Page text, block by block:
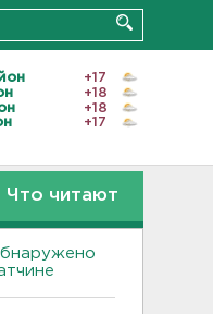
+17
+18
+18
+17
Что читают